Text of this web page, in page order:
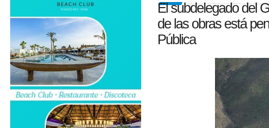
El subdelegado del
de las obras está
Pública